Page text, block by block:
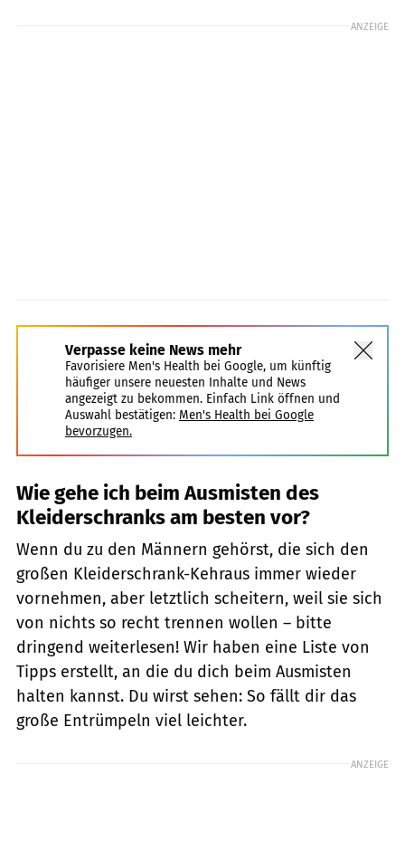
ANZEIGE
Verpasse keine News mehr
Favorisiere Men's Health bei Google, um künftig
häufiger unsere neuesten Inhalte und News
angezeigt zu bekommen. Einfach Link öffnen und
Auswahl bestätigen: Men's Health bei Google
bevorzugen.
Wie gehe ich beim Ausmisten des
Kleiderschranks am besten vor?
Wenn du zu den Männern gehörst, die sich den
großen Kleiderschrank-Kehraus immer wieder
vornehmen, aber letztlich scheitern, weil sie sich
von nichts so recht trennen wollen – bitte
dringend weiterlesen! Wir haben eine Liste von
Tipps erstellt, an die du dich beim Ausmisten
halten kannst. Du wirst sehen: So fällt dir das
große Entrümpeln viel leichter.
ANZEIGE